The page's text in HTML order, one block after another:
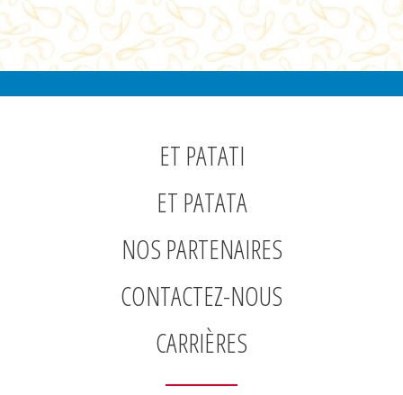
ET PATATI
ET PATATA
NOS PARTENAIRES
CONTACTEZ-NOUS
CARRIÈRES